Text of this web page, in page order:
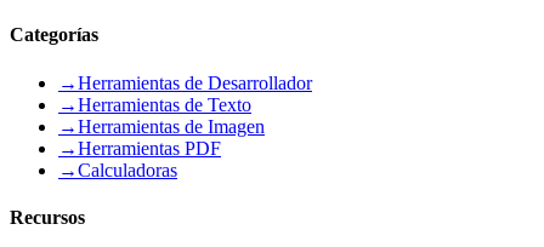
Categorías
→Herramientas de Desarrollador
→Herramientas de Texto
→Herramientas de Imagen
→Herramientas PDF
→Calculadoras
Recursos